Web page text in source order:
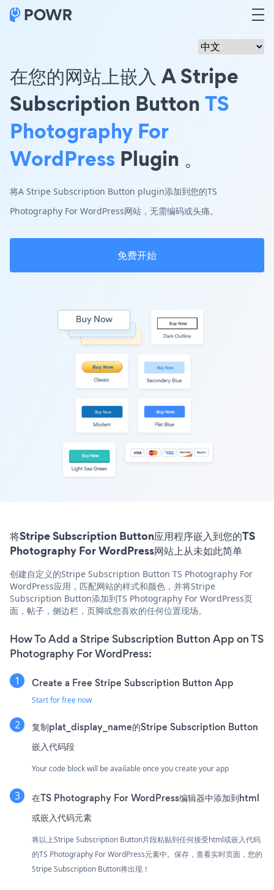
在您的网站上嵌入 A Stripe
Subscription ButtonTS
Photography For
WordPress Plugin 。
将A Stripe Subscription Button plugin添加到您的TS
Photography For WordPress网站，无需编码或头痛。
免费开始
将Stripe Subscription Button应用程序嵌入到您的TS
Photography For WordPress网站上从未如此简单
创建自定义的Stripe Subscription Button TS Photography For
WordPress应用，匹配网站的样式和颜色，并将Stripe
Subscription Button添加到TS Photography For WordPress页
面，帖子，侧边栏，页脚或您喜欢的任何位置现场。
How To Add a Stripe Subscription Button App on TS
Photography For WordPress:
Create a Free Stripe Subscription Button App
Start for free now
复制plat_display_name的Stripe Subscription Button
嵌入代码段
Your code block will be available once you create your app
在TS Photography For WordPress编辑器中添加到html
或嵌入代码元素
将以上Stripe Subscription Button片段粘贴到任何接受html或嵌入代码
的TS Photography For WordPress元素中。保存，查看实时页面，您的
Stripe Subscription Button将出现！